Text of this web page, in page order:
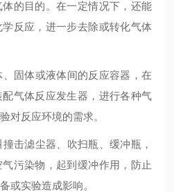
的目的。在一定情况下，还能
反应，进一步去除或转化气体
固体或液体间的反应容器，在
气体反应发生器，进行各种气
对反应环境的需求。
击滤尘器、吹扫瓶、缓冲瓶，
污染物，起到缓冲作用，防止
或实验造成影响。